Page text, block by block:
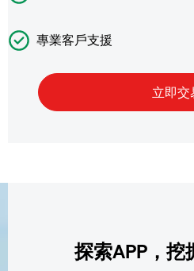
專業客戶支援
探索APP，挖